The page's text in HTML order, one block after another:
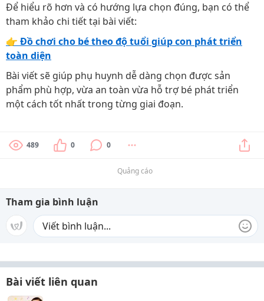
Để hiểu rõ hơn và có hướng lựa chọn đúng, bạn có thể
tham khảo chi tiết tại bài viết:
👉 Đồ chơi cho bé theo độ tuổi giúp con phát triển
toàn diện
Bài viết sẽ giúp phụ huynh dễ dàng chọn được sản
phẩm phù hợp, vừa an toàn vừa hỗ trợ bé phát triển
một cách tốt nhất trong từng giai đoạn.
489 0 0
Quảng cáo
Tham gia bình luận
Bài viết liên quan